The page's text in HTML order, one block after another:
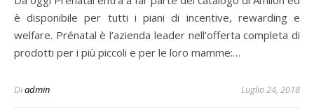
è disponibile per tutti i piani di incentive, rewarding e
welfare. Prénatal è l’azienda leader nell’offerta completa di
prodotti per i più piccoli e per le loro mamme:…
Diadmin Luglio 24, 2018